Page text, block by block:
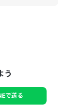
2024年
う
で送る